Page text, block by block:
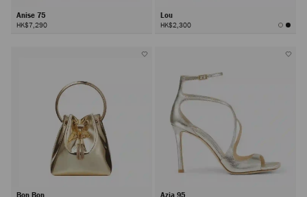
Anise 75
HK$7,290
Lou
HK$2,300
Bon Bon Azia 95